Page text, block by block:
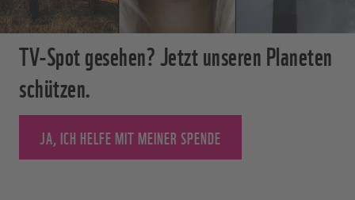
TV-Spot gesehen? Jetzt unseren Planeten
schützen.
JA, ICH HELFE MIT MEINER SPENDE